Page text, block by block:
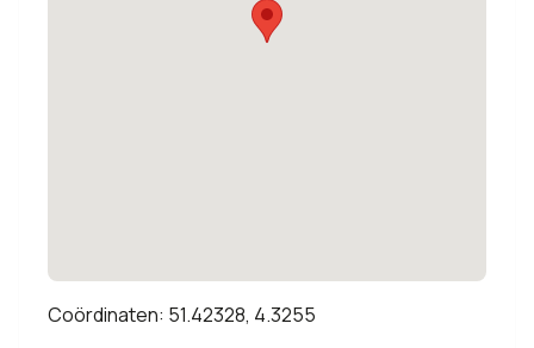
Coördinaten: 51.42328, 4.3255